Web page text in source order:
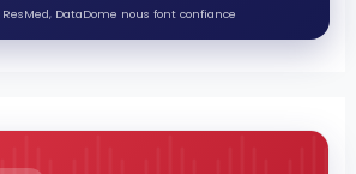
DataDome nous font confiance